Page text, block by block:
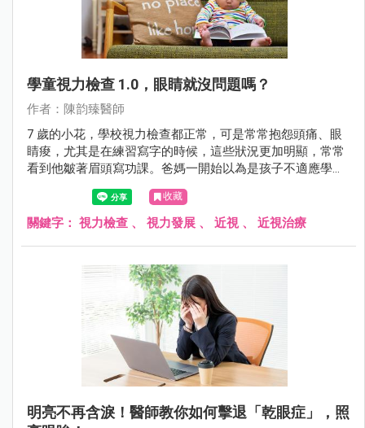
學童視力檢查 1.0，眼睛就沒問題嗎？
作者：陳韵臻醫師
7 歲的小花，學校視力檢查都正常，可是常常抱怨頭痛、眼
睛痠，尤其是在練習寫字的時候，這些狀況更加明顯，常常
看到他皺著眉頭寫功課。爸媽一開始以為是孩子不適應學校
的生活，想說一陣子應該就是適應了，但小華的抱怨越來越
多，甚至會逃避閱讀或一些近距離的用眼活動。
收藏
關鍵字： 視力檢查 、 視力發展 、 近視 、 近視治療
明亮不再含淚！醫師教你如何擊退「乾眼症」，照